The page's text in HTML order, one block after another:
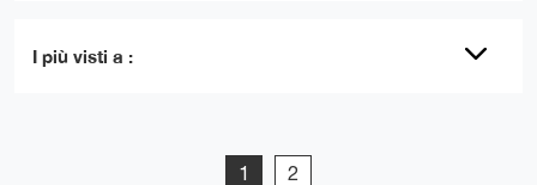
I più visti a :
1 2